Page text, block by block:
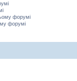
форумі
форумі